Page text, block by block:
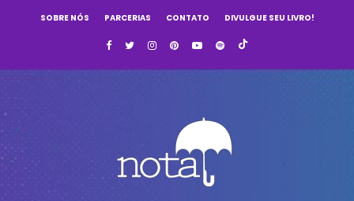
SOBRE NÓS PARCERIAS CONTATO DIVULGUE SEU LIVRO!